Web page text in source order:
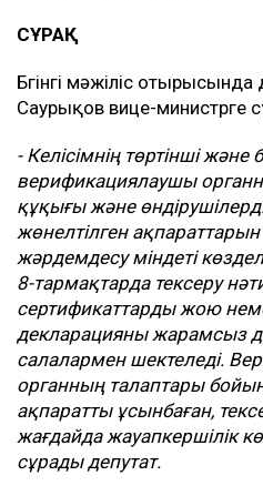
СҰРАҚ
Бүгінгі мәжіліс
Саурықов вице-министрге
- Келісімнің төртінші
верификациялаушы
құқығы және
жөнелтілген
жәрдемдесу міндеті
8-тармақтарда тексеру
сертификаттарды жою
декларацияны жарамсыз
салалармен шектеледі.
органның талаптары
ақпаратты ұсынбаған,
жағдайда жауапкершілік
сұрады депутат.